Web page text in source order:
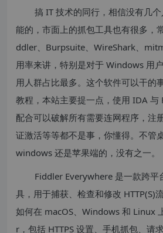
搞 IT 技术的同行，相信没有几
能的，市面上的抓包工具也有很多，
ddler、Burpsuite、WireShark、
用率来讲，特别是对于 Windows 用
用人群占比最多。这个软件可以干的
教程，本站主要提一点，使用 IDA
配合可以破解所有需要连网程序，注
证激活等等都不是事，你懂得。不管
windows 还是苹果端的，没有之一。
Fiddler Everywhere 是一款跨平
具，用于捕获、检查和修改 HTTP(S)
如何在 macOS、Windows 和 Linux
r，包括 HTTPS 设置、手机抓包、请